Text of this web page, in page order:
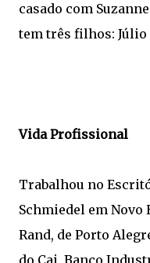
casado com
tem três filhos: Júlio
Vida Profissional
Trabalhou no
Schmiedel em
Rand, de Porto
do Cai, Banco